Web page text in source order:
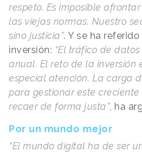
respeto. Es imposible
las viejas normas. Nuestro
sino justicia”. Y se ha
inversión: “El tráfico de
anual. El reto de la inversión
especial atención. La carga
para gestionar este
recaer de forma justa”, ha
Por un mundo mejor
“El mundo digital ha de ser